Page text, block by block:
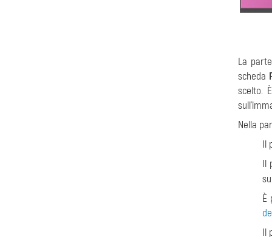
La
scheda
scelto.
Nella
Il
Il
È
Il